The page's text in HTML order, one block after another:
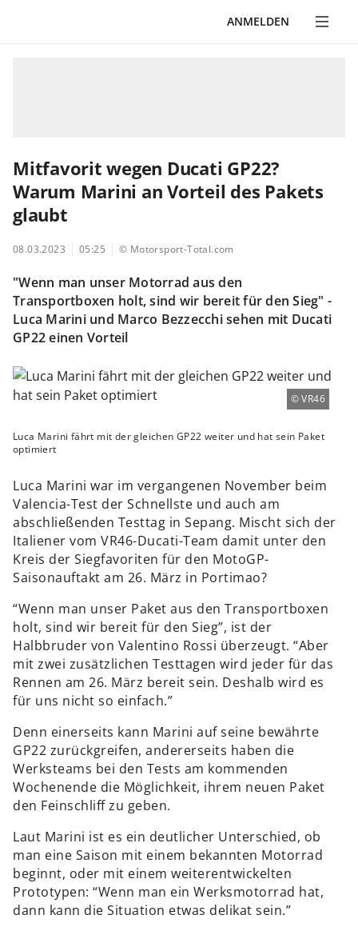
ANMELDEN
Mitfavorit wegen Ducati GP22?
Warum Marini an Vorteil des Pakets
glaubt
08.03.2023 05:25 © Motorsport-Total.com
"Wenn man unser Motorrad aus den
Transportboxen holt, sind wir bereit für den Sieg" -
Luca Marini und Marco Bezzecchi sehen mit Ducati
GP22 einen Vorteil
Luca Marini fährt mit der gleichen GP22 weiter und hat sein Paket
optimiert
VR46
Luca Marini war im vergangenen November beim
Valencia-Test der Schnellste und auch am
abschließenden Testtag in Sepang. Mischt sich der
Italiener vom VR46-Ducati-Team damit unter den
Kreis der Siegfavoriten für den MotoGP-
Saisonauftakt am 26. März in Portimao?
“Wenn man unser Paket aus den Transportboxen
holt, sind wir bereit für den Sieg”, ist der
Halbbruder von Valentino Rossi überzeugt. “Aber
mit zwei zusätzlichen Testtagen wird jeder für das
Rennen am 26. März bereit sein. Deshalb wird es
für uns nicht so einfach.”
Denn einerseits kann Marini auf seine bewährte
GP22 zurückgreifen, andererseits haben die
Werksteams bei den Tests am kommenden
Wochenende die Möglichkeit, ihrem neuen Paket
den Feinschliff zu geben.
Laut Marini ist es ein deutlicher Unterschied, ob
man eine Saison mit einem bekannten Motorrad
beginnt, oder mit einem weiterentwickelten
Prototypen: “Wenn man ein Werksmotorrad hat,
dann kann die Situation etwas delikat sein.”